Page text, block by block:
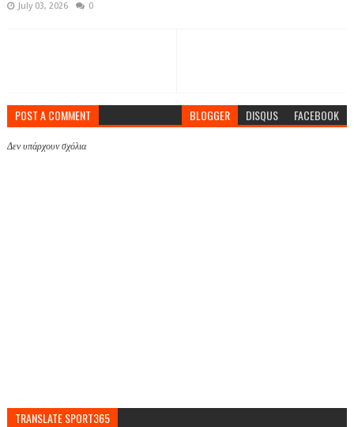
July 03, 2026 0
POST A COMMENT BLOGGER DISQUS FACEBOOK
Δεν υπάρχουν σχόλια
TRANSLATE SPORT365